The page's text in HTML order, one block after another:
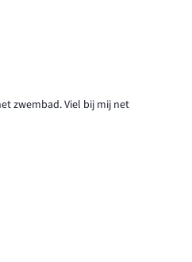
zwembad. Viel bij mij net